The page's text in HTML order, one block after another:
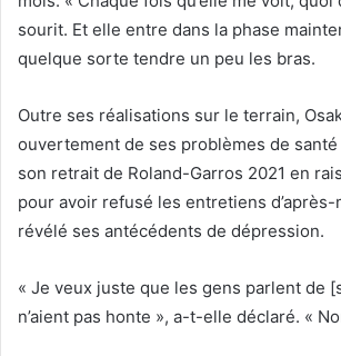
sourit. Et elle entre dans la phase
quelque sorte tendre un peu les bras.
Outre ses réalisations sur le terrain,
ouvertement de ses problèmes de
son retrait de Roland-Garros 2021 en
pour avoir refusé les entretiens d’après-
révélé ses antécédents de dépression.
« Je veux juste que les gens parlent de
n’aient pas honte », a-t-elle déclaré. «